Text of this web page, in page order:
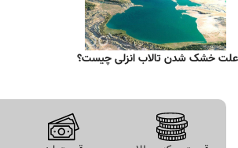
علت خشک شدن تالاب انزلی چیست؟